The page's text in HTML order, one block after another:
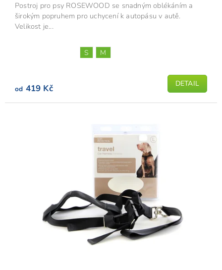
od 419 Kč DETAIL
Postroj pro psy ROSEWOOD se snadným oblékáním a
širokým popruhem pro uchycení k autopásu v autě.
Velikost je...
S M